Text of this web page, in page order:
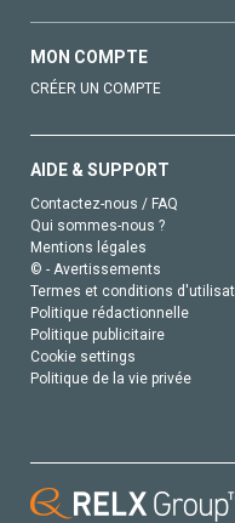
MON COMPTE
CRÉER UN COMPTE
AIDE & SUPPORT
Contactez-nous / FAQ
Qui sommes-nous ?
Mentions légales
© - Avertissements
Termes et conditions
Politique rédactionnelle
Politique publicitaire
Cookie settings
Politique de la vie privée